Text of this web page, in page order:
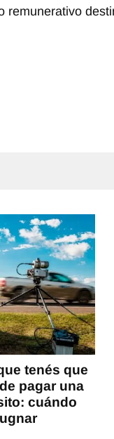
tenés que
pagar una
cuándo